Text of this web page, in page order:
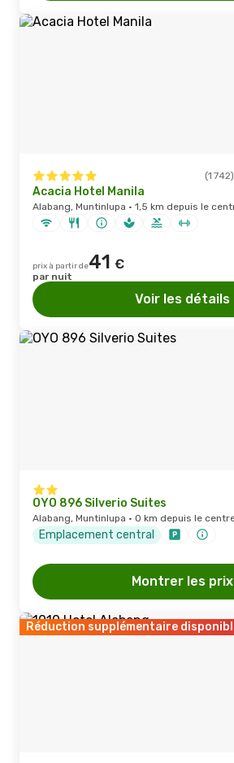
(1 742)
Acacia Hotel Manila
Alabang, Muntinlupa · 1,5 km depuis le
prix à partir de41 €
par nuit
Voir les détails
OYO 896 Silverio Suites
Alabang, Muntinlupa · 0 km depuis le
Emplacement central
Montrer les prix
Réduction supplémentaire